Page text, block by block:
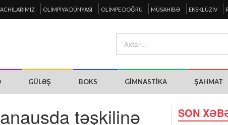
OLIMPIYA DÜNYASI OLIMPE DOĞRU MÜSAHIBƏ EKSKLÜZIV
GÜLƏŞ BOKS GIMNASTIKA ŞAHMAT
təşkilinə
SON